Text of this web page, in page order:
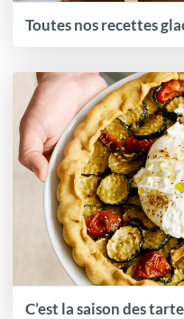
Toutes nos recettes
C’est la saison des